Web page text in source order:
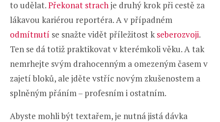
to udělat.Překonat strachje druhý krok při cestě za
lákavou kariérou reportéra. A v případném
odmítnutí se snažte vidět příležitost kseberozvoji.
Ten se dá totiž praktikovat v kterémkoli věku. A tak
nemrhejte svým drahocenným a omezeným časem v
zajetí bloků, ale jděte vstříc novým zkušenostem a
splněným přáním – profesním i ostatním.
Abyste mohli být textařem, je nutná jistá dávka